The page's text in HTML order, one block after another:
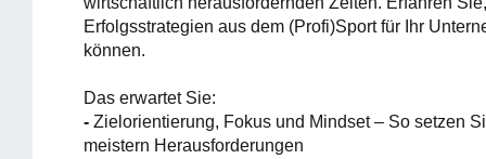
Erfolgsstrategien aus dem (Profi)Sport für Ihr
können.
Das erwartet Sie:
- Zielorientierung, Fokus und Mindset – So setzen
meistern Herausforderungen